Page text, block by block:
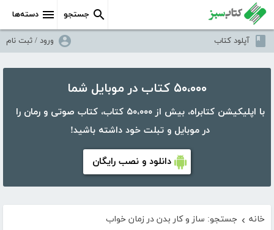
دسته‌ها جستجو
آپلود کتاب ورود / ثبت نام
۵۰،۰۰۰ کتاب در موبایل شما
با اپلیکیشن کتابراه، بیش از ۵۰،۰۰۰ کتاب، کتاب صوتی و رمان را
در موبایل و تبلت خود داشته باشید!
دانلود و نصب رایگان
خانه › جستجو: ساز و کار بدن در زمان خواب